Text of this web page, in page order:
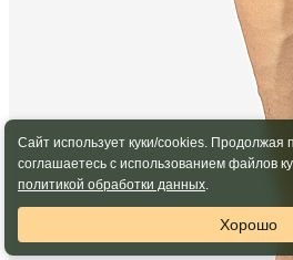
Сайт использует куки/cookies. Продолжая
соглашаетесь с использованием файлов
политикой обработки данных.
Хорошо